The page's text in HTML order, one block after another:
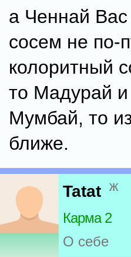
а Ченнай
сосем не по-
колоритный
то Мадурай
Мумбай, то
ближе.
Tatat ж
Карма 2
О себе